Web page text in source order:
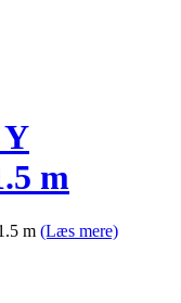
m
m (Læs mere)